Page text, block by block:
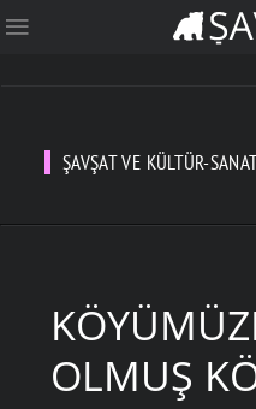
ŞAVŞAT VE KÜLTÜR-
OLMUŞ